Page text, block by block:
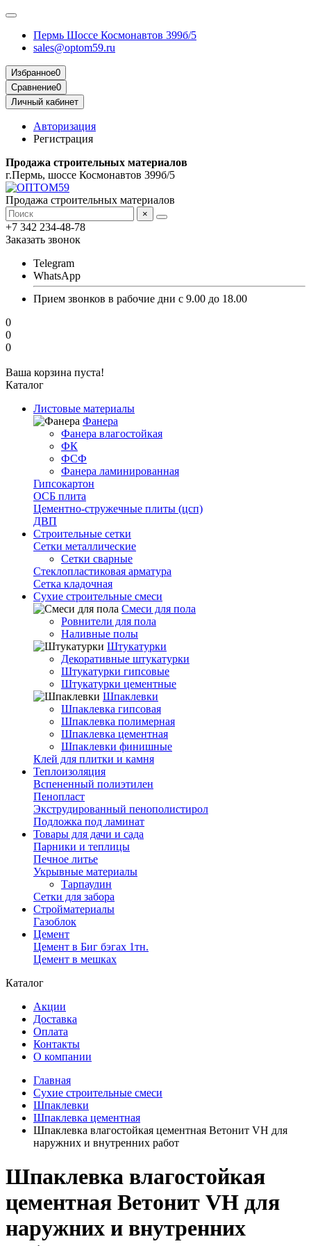
Пермь Шоссе Космонавтов 399б/5
sales@optom59.ru
Избранное0
Сравнение0
Личный кабинет
Авторизация
Регистрация
Продажа строительных материалов
г.Пермь, шоссе Космонавтов 399б/5
Продажа строительных материалов
×
+7 342 234-48-78
Заказать звонок
Telegram
WhatsApp
Прием звонков в рабочие дни с 9.00 до 18.00
0
0
0
Ваша корзина пуста!
Каталог
Листовые материалы
Фанера
Фанера влагостойкая
ФК
ФСФ
Фанера ламинированная
Гипсокартон
ОСБ плита
Цементно-стружечные плиты (цсп)
ДВП
Строительные сетки
Сетки металлические
Сетки сварные
Стеклопластиковая арматура
Сетка кладочная
Сухие строительные смеси
Смеси для пола
Ровнители для пола
Наливные полы
Штукатурки
Декоративные штукатурки
Штукатурки гипсовые
Штукатурки цементные
Шпаклевки
Шпаклевка гипсовая
Шпаклевка полимерная
Шпаклевка цементная
Шпаклевки финишные
Клей для плитки и камня
Теплоизоляция
Вспененный полиэтилен
Пенопласт
Экструдированный пенополистирол
Подложка под ламинат
Товары для дачи и сада
Парники и теплицы
Печное литье
Укрывные материалы
Тарпаулин
Сетки для забора
Стройматериалы
Газоблок
Цемент
Цемент в Биг бэгах 1тн.
Цемент в мешках
Каталог
Акции
Доставка
Оплата
Контакты
О компании
Главная
Сухие строительные смеси
Шпаклевки
Шпаклевка цементная
Шпаклевка влагостойкая цементная Ветонит VH для
наружних и внутренних работ
Шпаклевка влагостойкая
цементная Ветонит VH для
наружних и внутренних